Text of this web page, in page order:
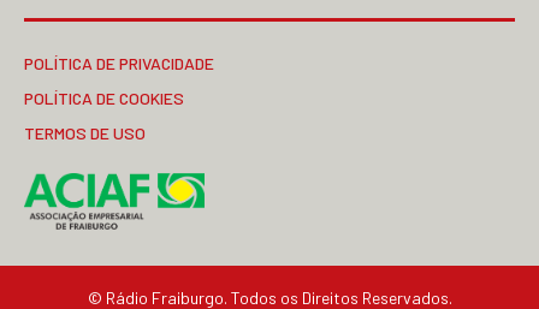
POLÍTICA DE PRIVACIDADE
POLÍTICA DE COOKIES
TERMOS DE USO
© Rádio Fraiburgo. Todos os Direitos Reservados.